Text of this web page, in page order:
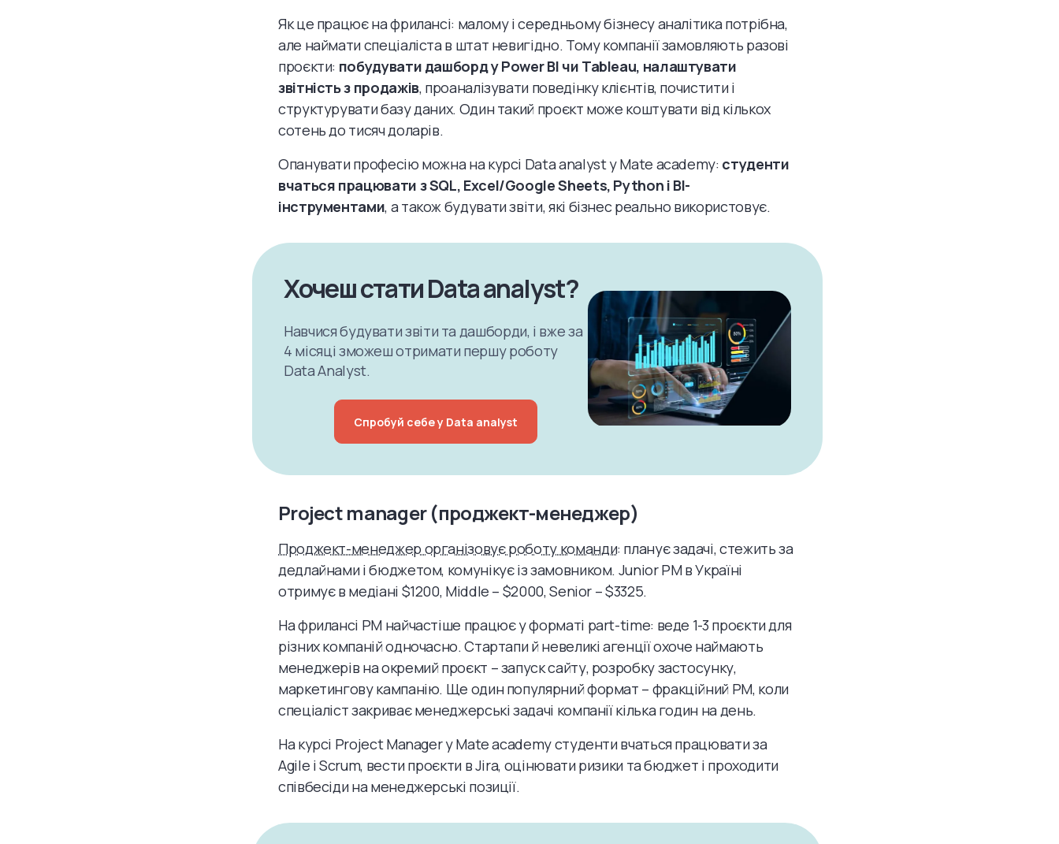
Як це працює на фрилансі: малому і середньому бізнесу аналітика потрібна,
але наймати спеціаліста в штат невигідно. Тому компанії замовляють разові
проєкти: побудувати дашборд у Power BI чи Tableau, налаштувати
звітність з продажів, проаналізувати поведінку клієнтів, почистити і
структурувати базу даних. Один такий проєкт може коштувати від кількох
сотень до тисяч доларів.
Опанувати професію можна на курсі Data analyst у Mate academy: студенти
вчаться працювати з SQL, Excel/Google Sheets, Python і BI-
інструментами, а також будувати звіти, які бізнес реально використовує.
Хочеш стати Data analyst?
Навчися будувати звіти та дашборди, і вже за
4 місяці зможеш отримати першу роботу
Data Analyst.
Спробуй себе у Data analyst
Project manager (проджект-менеджер)
Проджект-менеджер організовує роботу команди: планує задачі, стежить за
дедлайнами і бюджетом, комунікує із замовником. Junior PM в Україні
отримує в медіані $1200, Middle – $2000, Senior – $3325.
На фрилансі PM найчастіше працює у форматі part-time: веде 1-3 проєкти для
різних компаній одночасно. Стартапи й невеликі агенції охоче наймають
менеджерів на окремий проєкт – запуск сайту, розробку застосунку,
маркетингову кампанію. Ще один популярний формат – фракційний PM, коли
спеціаліст закриває менеджерські задачі компанії кілька годин на день.
На курсі Project Manager у Mate academy студенти вчаться працювати за
Agile і Scrum, вести проєкти в Jira, оцінювати ризики та бюджет і проходити
співбесіди на менеджерські позиції.